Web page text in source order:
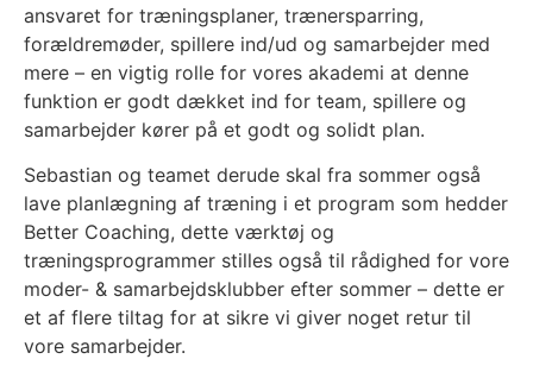
ansvaret for træningsplaner, trænersparring,
forældremøder, spillere ind/ud og samarbejder med
mere – en vigtig rolle for vores akademi at denne
funktion er godt dækket ind for team, spillere og
samarbejder kører på et godt og solidt plan.
Sebastian og teamet derude skal fra sommer også
lave planlægning af træning i et program som hedder
Better Coaching, dette værktøj og
træningsprogrammer stilles også til rådighed for vore
moder- & samarbejdsklubber efter sommer – dette er
et af flere tiltag for at sikre vi giver noget retur til
vore samarbejder.